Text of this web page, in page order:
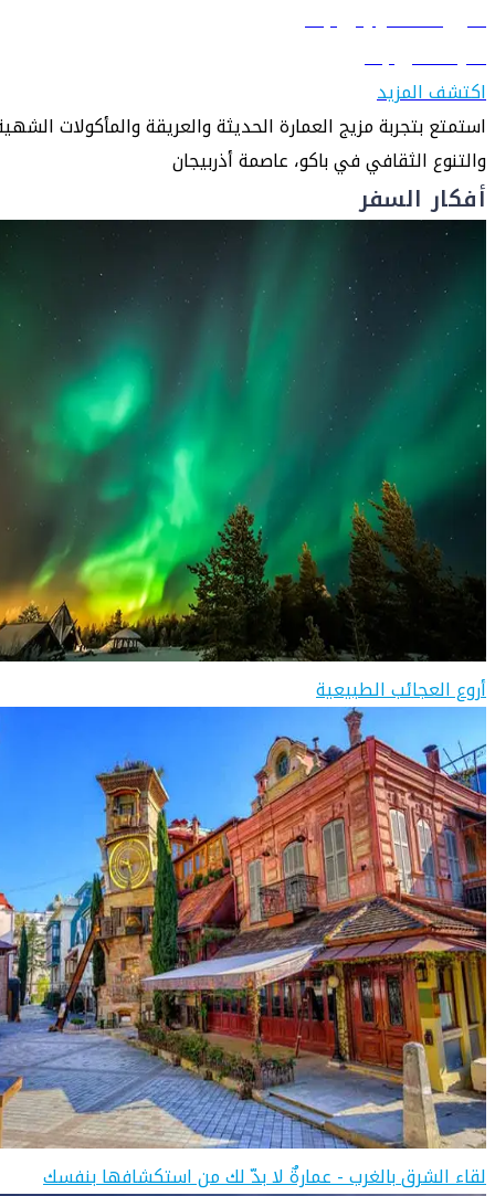
دليل السفر إلى باكو
تعرّف على باكو
اكتشف المزيد
استمتع بتجربة مزيج العمارة الحديثة والعريقة والمأكولات
والتنوع الثقافي في باكو، عاصمة أذربيجان
أفكار السفر
أروع العجائب الطبيعية
لقاء الشرق بالغرب - عمارةٌ لا بدّ لك من استكشافها بنفسك